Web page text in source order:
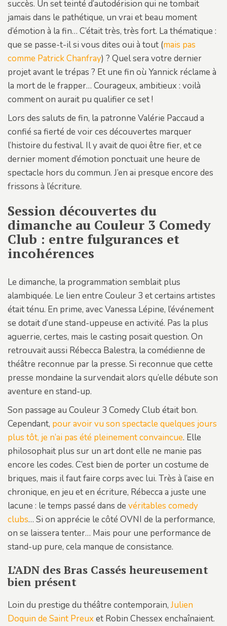
succès. Un set teinté d’autodérision qui ne tombait
jamais dans le pathétique, un vrai et beau moment
d’émotion à la fin… C’était très, très fort. La thématique :
que se passe-t-il si vous dites oui à tout (mais pas
comme Patrick Chanfray) ? Quel sera votre dernier
projet avant le trépas ? Et une fin où Yannick réclame à
la mort de le frapper… Courageux, ambitieux : voilà
comment on aurait pu qualifier ce set !
Lors des saluts de fin, la patronne Valérie Paccaud a
confié sa fierté de voir ces découvertes marquer
l’histoire du festival. Il y avait de quoi être fier, et ce
dernier moment d’émotion ponctuait une heure de
spectacle hors du commun. J’en ai presque encore des
frissons à l’écriture.
Session découvertes du
dimanche au Couleur 3 Comedy
Club : entre fulgurances et
incohérences
Le dimanche, la programmation semblait plus
alambiquée. Le lien entre Couleur 3 et certains artistes
était ténu. En prime, avec Vanessa Lépine, l’événement
se dotait d’une stand-uppeuse en activité. Pas la plus
aguerrie, certes, mais le casting posait question. On
retrouvait aussi Rébecca Balestra, la comédienne de
théâtre reconnue par la presse. Si reconnue que cette
presse mondaine la survendait alors qu’elle débute son
aventure en stand-up.
Son passage au Couleur 3 Comedy Club était bon.
Cependant, pour avoir vu son spectacle quelques jours
plus tôt, je n’ai pas été pleinement convaincue. Elle
philosophait plus sur un art dont elle ne manie pas
encore les codes. C’est bien de porter un costume de
briques, mais il faut faire corps avec lui. Très à l’aise en
chronique, en jeu et en écriture, Rébecca a juste une
lacune : le temps passé dans de véritables comedy
clubs… Si on apprécie le côté OVNI de la performance,
on se laissera tenter… Mais pour une performance de
stand-up pure, cela manque de consistance.
L’ADN des Bras Cassés heureusement
bien présent
Loin du prestige du théâtre contemporain, Julien
Doquin de Saint Preux et Robin Chessex enchaînaient.